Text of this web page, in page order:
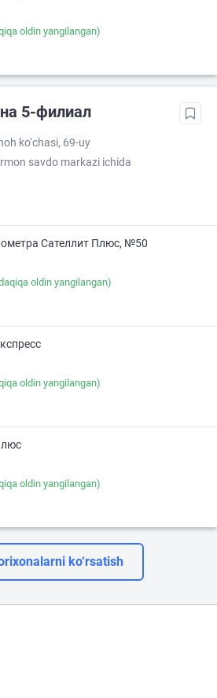
oldin yangilangan)
5-филиал
ko‘chasi, 69-uy
savdo markazi ichida
Сателлит Плюс, №50
oldin yangilangan)
oldin yangilangan)
oldin yangilangan)
ko‘rsatish